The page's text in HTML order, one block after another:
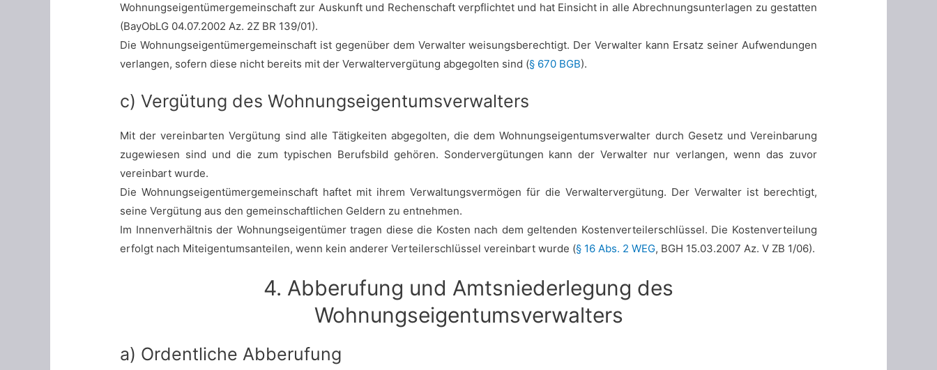
Wohnungseigentümergemeinschaft zur Auskunft und Rechenschaft verpflichtet und hat Einsicht in alle Abrechnungsunterlagen zu gestatten
(BayObLG 04.07.2002 Az. 2Z BR 139/01).
Die Wohnungseigentümergemeinschaft ist gegenüber dem Verwalter weisungsberechtigt. Der Verwalter kann Ersatz seiner Aufwendungen
verlangen, sofern diese nicht bereits mit der Verwaltervergütung abgegolten sind (§ 670 BGB).
c) Vergütung des Wohnungseigentumsverwalters
Mit der vereinbarten Vergütung sind alle Tätigkeiten abgegolten, die dem Wohnungseigentumsverwalter durch Gesetz und Vereinbarung
zugewiesen sind und die zum typischen Berufsbild gehören. Sondervergütungen kann der Verwalter nur verlangen, wenn das zuvor
vereinbart wurde.
Die Wohnungseigentümergemeinschaft haftet mit ihrem Verwaltungsvermögen für die Verwaltervergütung. Der Verwalter ist berechtigt,
seine Vergütung aus den gemeinschaftlichen Geldern zu entnehmen.
Im Innenverhältnis der Wohnungseigentümer tragen diese die Kosten nach dem geltenden Kostenverteilerschlüssel. Die Kostenverteilung
erfolgt nach Miteigentumsanteilen, wenn kein anderer Verteilerschlüssel vereinbart wurde (§ 16 Abs. 2 WEG, BGH 15.03.2007 Az. V ZB 1/06).
4. Abberufung und Amtsniederlegung des
Wohnungseigentumsverwalters
a) Ordentliche Abberufung